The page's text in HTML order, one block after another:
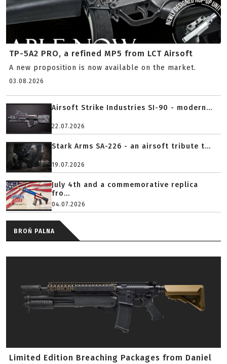
TP-5A2 PRO, a refined MP5 from LCT Airsoft
A new proposition is now available on the market.
03.08.2026
Airsoft Strike Industries SI-90 - modern...
22.07.2026
Stark Arms SA-226 - an airsoft tribute t...
19.07.2026
July 4th and a commemorative replica
fro...
04.07.2026
BROŃ PALNA
Limited Edition Breaching Packages from Daniel